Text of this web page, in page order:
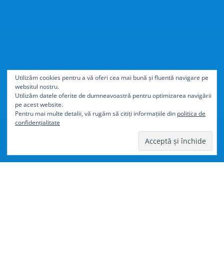
Cu40% mai ușordecât
aluminiul
Utilizăm cookies pentru a vă oferi cea mai bună și fluentă navigare pe
websitul nostru.
Utilizăm datele oferite de dumneavoastră pentru optimizarea navigării
pe acest website.
Pentru mai multe detalii, vă rugăm să citiți informațiile din politica de
confidențialitate